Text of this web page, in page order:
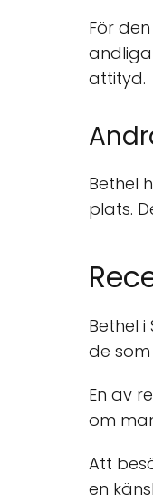
För
attityd.
Bethel
plats.
Bethel i
de
En av
om
Att
en